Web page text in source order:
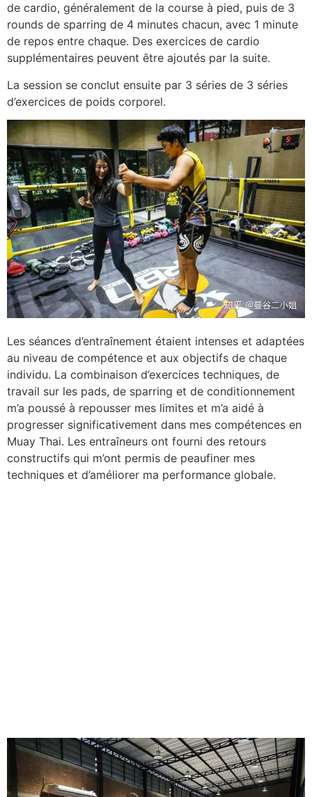
de cardio, généralement de la course à pied, puis de 3
rounds de sparring de 4 minutes chacun, avec 1 minute
de repos entre chaque. Des exercices de cardio
supplémentaires peuvent être ajoutés par la suite.
La session se conclut ensuite par 3 séries de 3 séries
d’exercices de poids corporel.
Les séances d’entraînement étaient intenses et adaptées
au niveau de compétence et aux objectifs de chaque
individu. La combinaison d’exercices techniques, de
travail sur les pads, de sparring et de conditionnement
m’a poussé à repousser mes limites et m’a aidé à
progresser significativement dans mes compétences en
Muay Thai. Les entraîneurs ont fourni des retours
constructifs qui m’ont permis de peaufiner mes
techniques et d’améliorer ma performance globale.